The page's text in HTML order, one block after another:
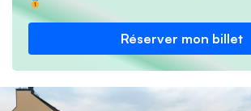
Réserver mon billet